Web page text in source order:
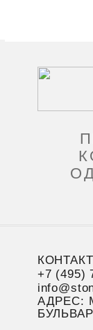
+7 (495)
АДРЕС: